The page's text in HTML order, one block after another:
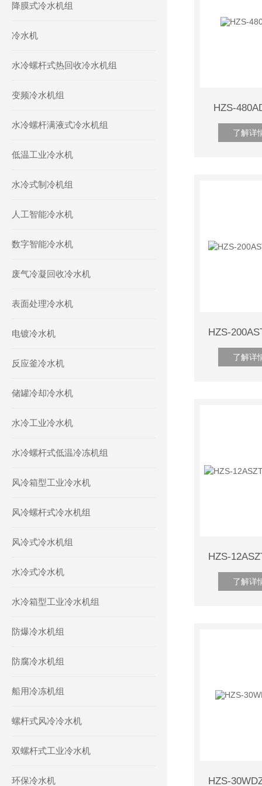
降膜式冷水机组
冷水机
水冷螺杆式热回收冷水机组
变频冷水机组
水冷螺杆满液式冷水机组
低温工业冷水机
水冷式制冷机组
人工智能冷水机
数字智能冷水机
废气冷凝回收冷水机
表面处理冷水机
电镀冷水机
反应釜冷水机
储罐冷却冷水机
水冷工业冷水机
水冷螺杆式低温冷冻机组
风冷箱型工业冷水机
风冷螺杆式冷水机组
风冷式冷水机组
水冷式冷水机
水冷箱型工业冷水机组
防爆冷水机组
防腐冷水机组
船用冷冻机组
螺杆式风冷冷水机
双螺杆式工业冷水机
环保冷水机
HZS-
了解详
了解详
了解详